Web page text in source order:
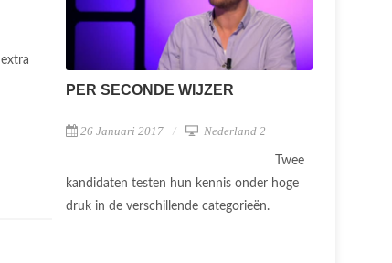
PER SECONDE WIJZER
26 Januari 2017 Nederland 2
Twee
kandidaten testen hun kennis onder hoge
druk in de verschillende categorieën.